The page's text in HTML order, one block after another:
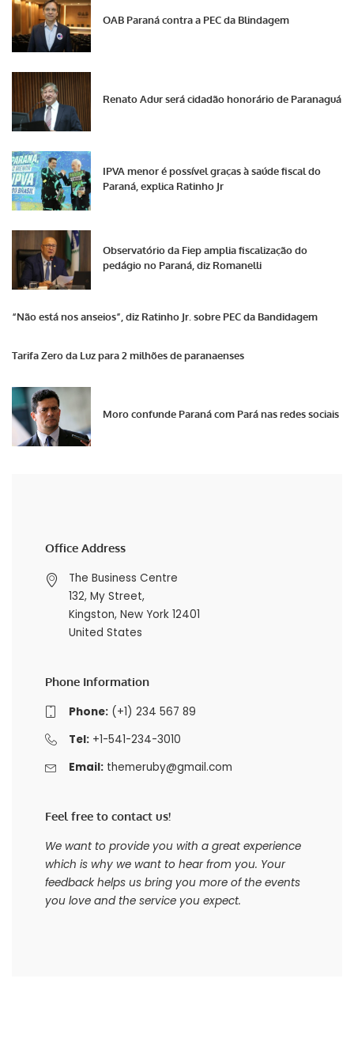
OAB Paraná contra a PEC da Blindagem
Renato Adur será cidadão honorário de Paranaguá
IPVA menor é possível graças à saúde fiscal do
Paraná, explica Ratinho Jr
Observatório da Fiep amplia fiscalização do
pedágio no Paraná, diz Romanelli
“Não está nos anseios”, diz Ratinho Jr. sobre PEC da Bandidagem
Tarifa Zero da Luz para 2 milhões de paranaenses
Moro confunde Paraná com Pará nas redes sociais
Office Address
The Business Centre
132, My Street,
Kingston, New York 12401
United States
Phone Information
Phone:(+1) 234 567 89
Tel:+1-541-234-3010
Email: themeruby@gmail.com
Feel free to contact us!
We want to provide you with a great experience
which is why we want to hear from you. Your
feedback helps us bring you more of the events
you love and the service you expect.